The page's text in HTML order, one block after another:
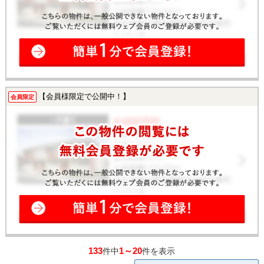
会員限定 【会員様限定で公開中！】
133件中1～20件を表示